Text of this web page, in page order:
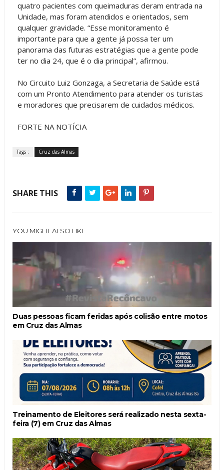
quatro pacientes com queimaduras deram entrada na
Unidade, mas foram atendidos e orientados, sem
qualquer gravidade. “Esse monitoramento é
importante para que a gente já possa ter um
panorama das futuras estratégias que a gente pode
ter no dia 24, que é o dia principal”, afirmou.
No Circuito Luiz Gonzaga, a Secretaria de Saúde está
com um Pronto Atendimento para atender os turistas
e moradores que precisarem de cuidados médicos.
FORTE NA NOTÍCIA
Tags : Cruz das Almas
SHARE THIS
YOU MIGHT ALSO LIKE
Duas pessoas ficam feridas após colisão entre motos
em Cruz das Almas
Treinamento de Eleitores será realizado nesta sexta-
feira (7) em Cruz das Almas